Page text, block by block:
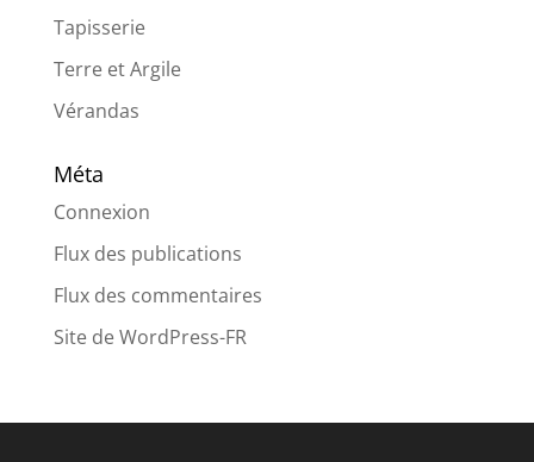
Tapisserie
Terre et Argile
Vérandas
Méta
Connexion
Flux des publications
Flux des commentaires
Site de WordPress-FR